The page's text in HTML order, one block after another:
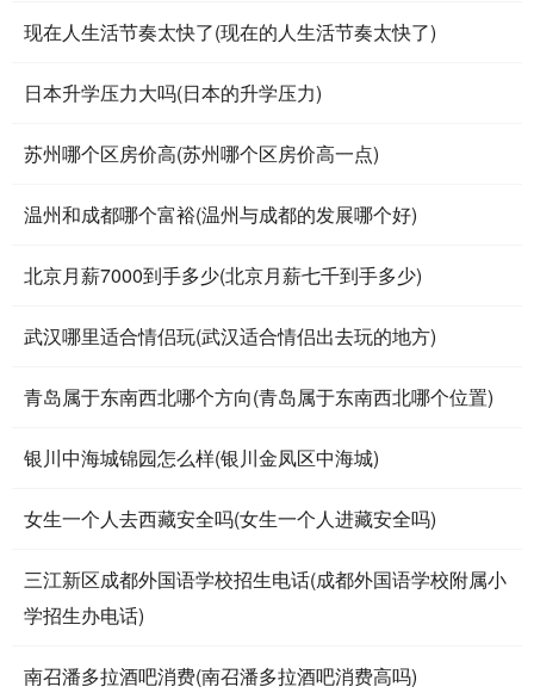
现在人生活节奏太快了(现在的人生活节奏太快了)
日本升学压力大吗(日本的升学压力)
苏州哪个区房价高(苏州哪个区房价高一点)
温州和成都哪个富裕(温州与成都的发展哪个好)
北京月薪7000到手多少(北京月薪七千到手多少)
武汉哪里适合情侣玩(武汉适合情侣出去玩的地方)
青岛属于东南西北哪个方向(青岛属于东南西北哪个位置)
银川中海城锦园怎么样(银川金凤区中海城)
女生一个人去西藏安全吗(女生一个人进藏安全吗)
三江新区成都外国语学校招生电话(成都外国语学校附属小
学招生办电话)
南召潘多拉酒吧消费(南召潘多拉酒吧消费高吗)